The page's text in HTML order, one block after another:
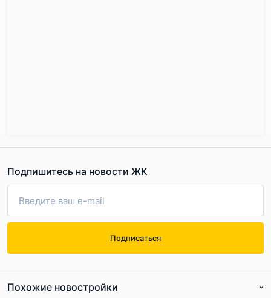
Подпишитесь на новости ЖК
Подписаться
Похожие новостройки